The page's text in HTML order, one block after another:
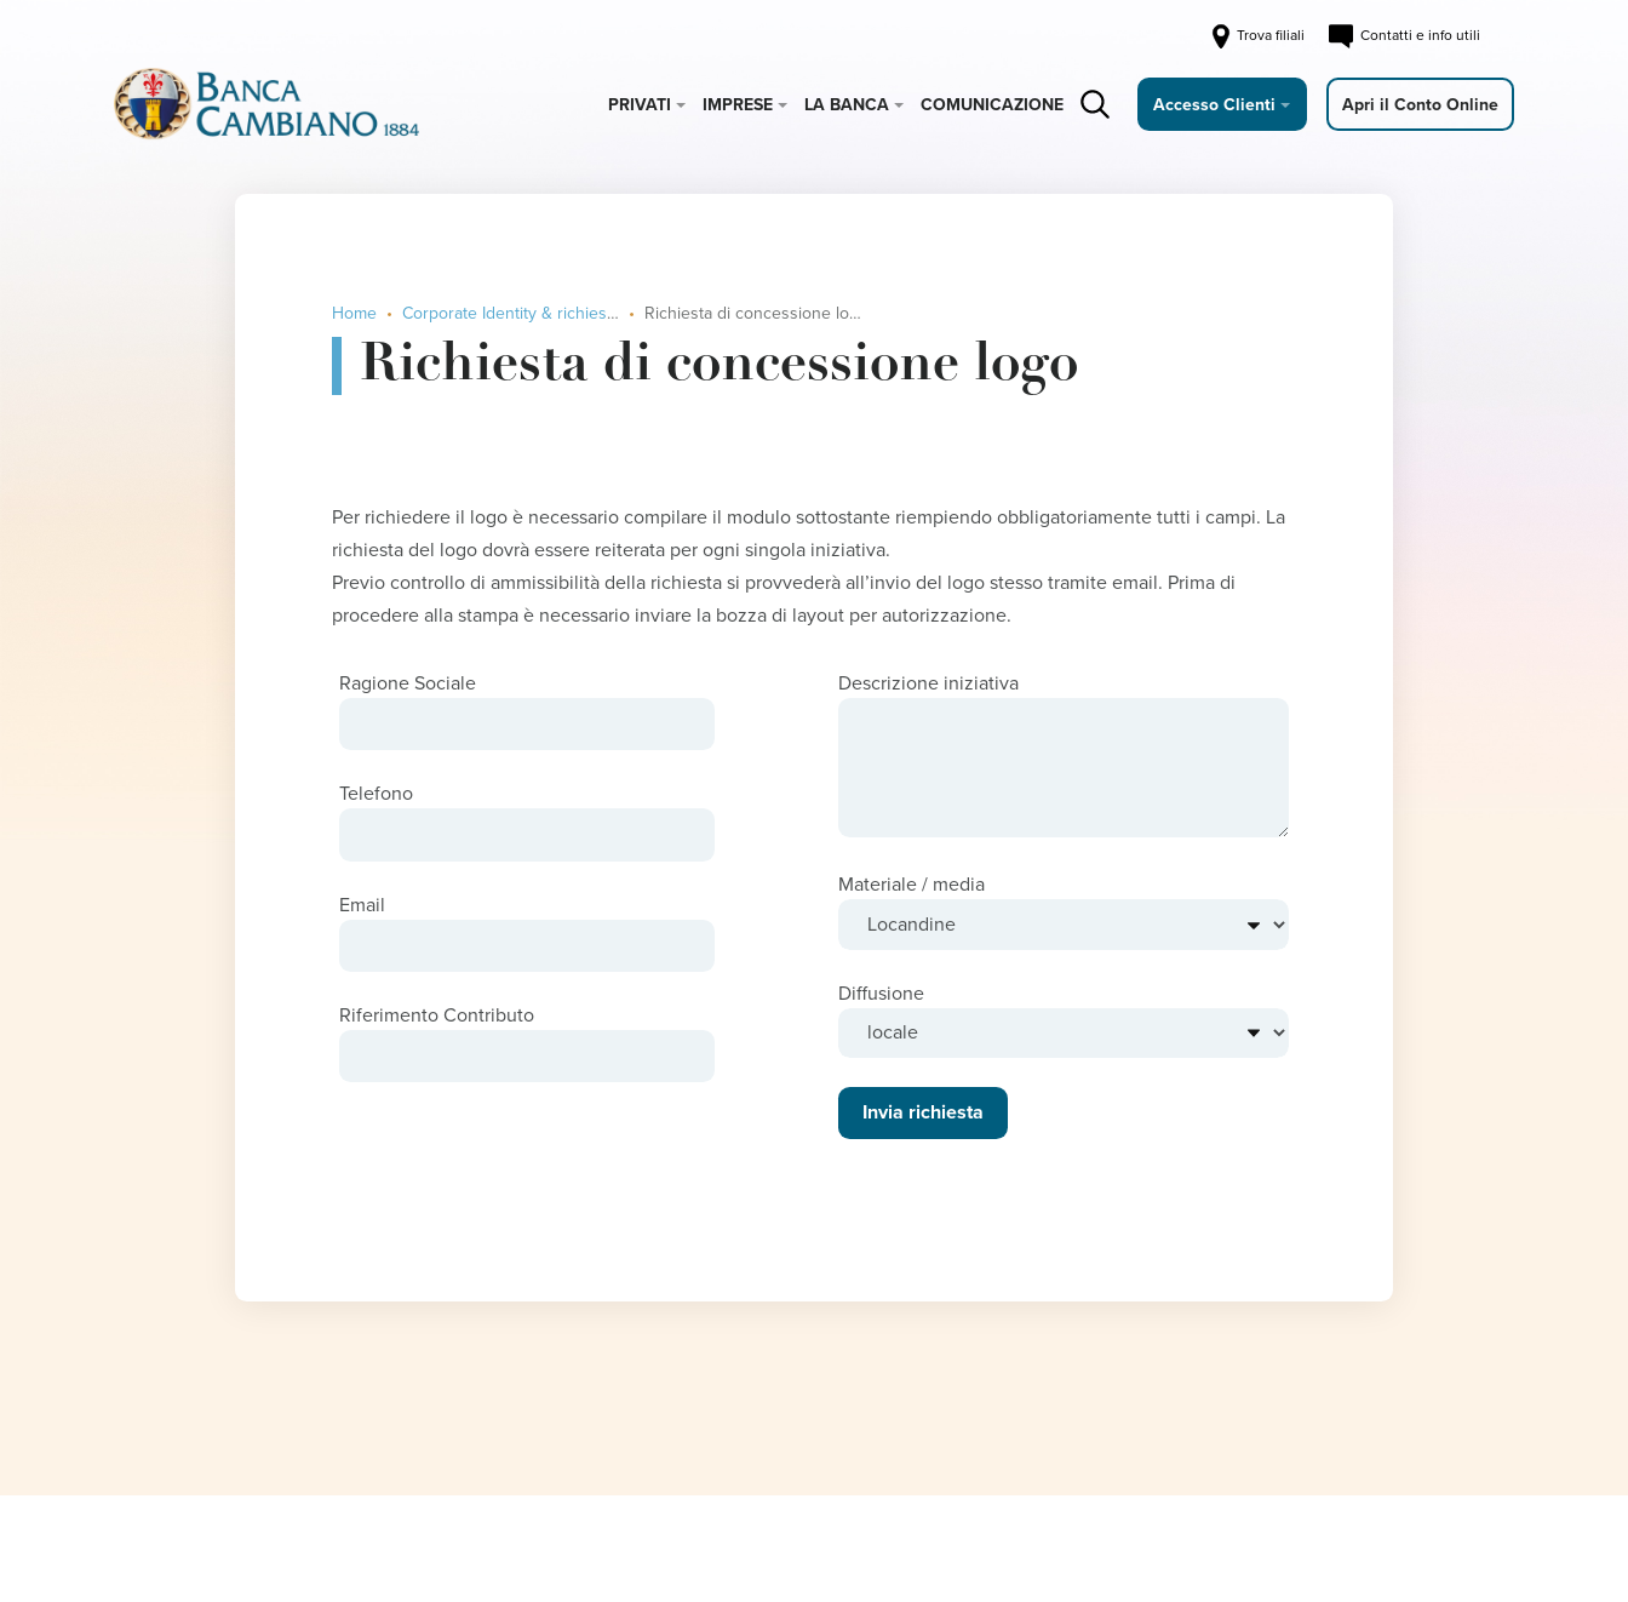
Trova filiali Contatti e info utili
PRIVATI IMPRESE LA BANCA COMUNICAZIONE Accesso Clienti Apri il Conto Online
Home Corporate Identity & richiesta logo Richiesta di concessione logo
Richiesta di concessione logo
Per richiedere il logo è necessario compilare il modulo sottostante riempiendo obbligatoriamente tutti i campi. La
richiesta del logo dovrà essere reiterata per ogni singola iniziativa.
Previo controllo di ammissibilità della richiesta si provvederà all’invio del logo stesso tramite email. Prima di
procedere alla stampa è necessario inviare la bozza di layout per autorizzazione.
Ragione Sociale
Telefono
Email
Riferimento Contributo
Descrizione iniziativa
Materiale / media
Diffusione